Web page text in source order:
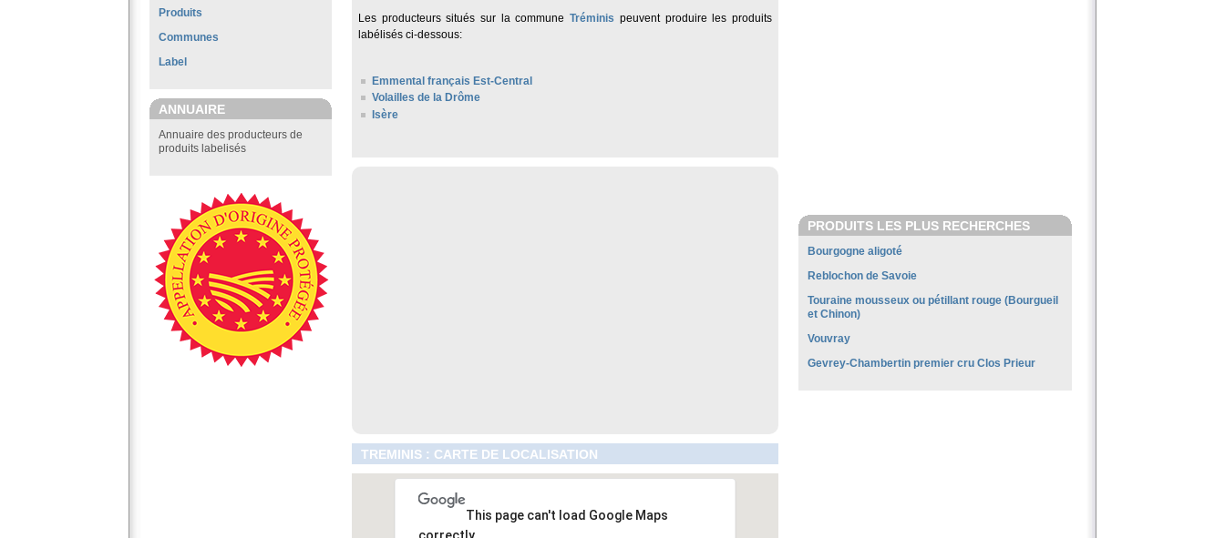
Produits
Communes
Label
ANNUAIRE
Annuaire des producteurs de
produits labelisés
Les producteurs situés sur la communeTréminis peuvent produire les produits
labélisés ci-dessous:
Emmental français Est-Central
Volailles de la Drôme
Isère
TREMINIS : CARTE DE LOCALISATION
This page can't load Google Maps
correctly.
PRODUITS LES PLUS RECHERCHES
Bourgogne aligoté
Reblochon de Savoie
Touraine mousseux ou pétillant rouge (Bourgueil
et Chinon)
Vouvray
Gevrey-Chambertin premier cru Clos Prieur